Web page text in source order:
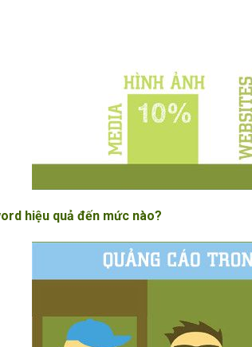
hiệu quả đến mức nào?